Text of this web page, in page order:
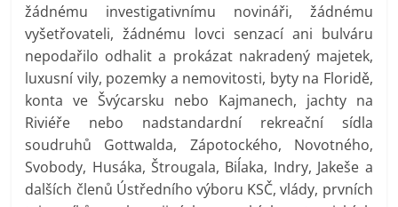
žádnému investigativnímu novináři, žádnému
vyšetřovateli, žádnému lovci senzací ani bulváru
nepodařilo odhalit a prokázat nakradený majetek,
luxusní vily, pozemky a nemovitosti, byty na Floridě,
konta ve Švýcarsku nebo Kajmanech, jachty na
Riviéře nebo nadstandardní rekreační sídla
soudruhů Gottwalda, Zápotockého, Novotného,
Svobody, Husáka, Štrougala, Biĺaka, Indry, Jakeše a
dalších členů Ústředního výboru KSČ, vlády, prvních